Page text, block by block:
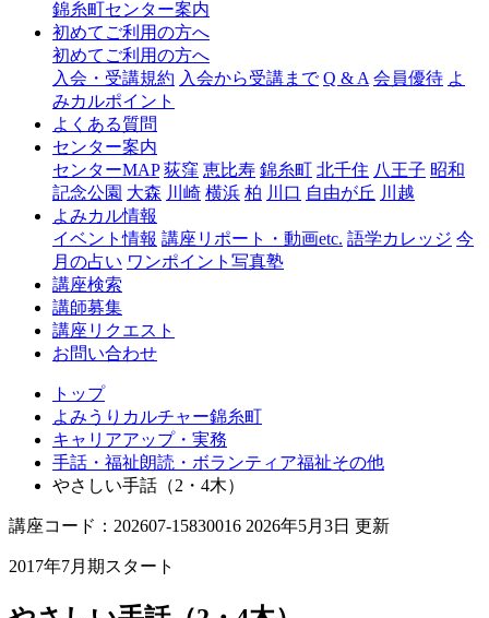
ャ
糸
錦糸町センター案内
初めてご利用の方へ
初めてご利用の方へ
入会・受講規約 入会から受講まで Q & A 会員優待 よ
みカルポイント
よくある質問
センター案内
センターMAP 荻窪 恵比寿 錦糸町 北千住 八王子 昭和
記念公園 大森 川崎 横浜 柏 川口 自由が丘 川越
よみカル情報
イベント情報 講座リポート・動画etc. 語学カレッジ 今
月の占い ワンポイント写真塾
講座検索
講師募集
講座リクエスト
お問い合わせ
トップ
よみうりカルチャー錦糸町
キャリアアップ・実務
手話・福祉朗読・ボランティア福祉その他
やさしい手話（2・4木）
講座コード：202607-15830016 2026年5月3日 更新
2017年7月期スタート